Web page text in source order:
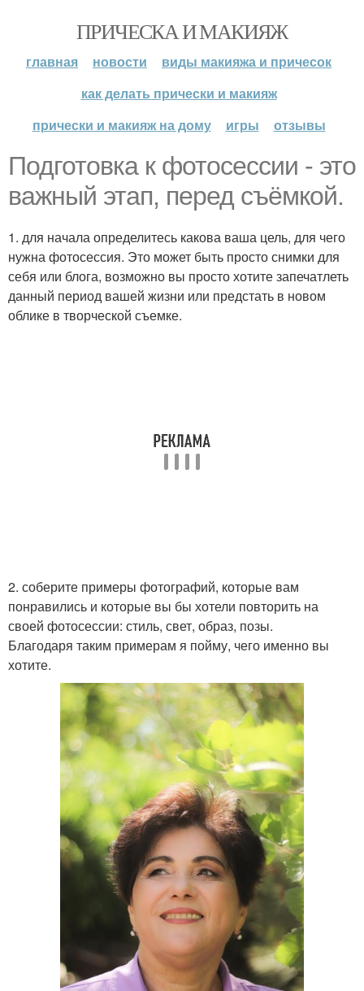
ПРИЧЕСКА И МАКИЯЖ
главная новости
виды макияжа и причесок
как делать прически и макияж
прически и макияж на дому
игры отзывы
Подготовка к фотосессии - это
важный этап, перед съёмкой.
1. для начала определитесь какова ваша цель, для чего
нужна фотосессия. Это может быть просто снимки для
себя или блога, возможно вы просто хотите запечатлеть
данный период вашей жизни или предстать в новом
облике в творческой съемке.
2. соберите примеры фотографий, которые вам
понравились и которые вы бы хотели повторить на
своей фотосессии: стиль, свет, образ, позы.
Благодаря таким примерам я пойму, чего именно вы
хотите.